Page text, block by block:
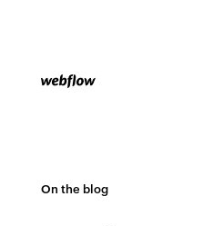
On the blog